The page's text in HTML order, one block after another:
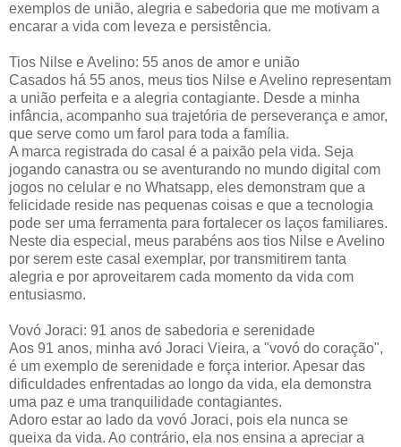
exemplos de união, alegria e sabedoria que me motivam a
encarar a vida com leveza e persistência.
Tios Nilse e Avelino: 55 anos de amor e união
Casados há 55 anos, meus tios Nilse e Avelino representam
a união perfeita e a alegria contagiante. Desde a minha
infância, acompanho sua trajetória de perseverança e amor,
que serve como um farol para toda a família.
A marca registrada do casal é a paixão pela vida. Seja
jogando canastra ou se aventurando no mundo digital com
jogos no celular e no Whatsapp, eles demonstram que a
felicidade reside nas pequenas coisas e que a tecnologia
pode ser uma ferramenta para fortalecer os laços familiares.
Neste dia especial, meus parabéns aos tios Nilse e Avelino
por serem este casal exemplar, por transmitirem tanta
alegria e por aproveitarem cada momento da vida com
entusiasmo.
Vovó Joraci: 91 anos de sabedoria e serenidade
Aos 91 anos, minha avó Joraci Vieira, a "vovó do coração",
é um exemplo de serenidade e força interior. Apesar das
dificuldades enfrentadas ao longo da vida, ela demonstra
uma paz e uma tranquilidade contagiantes.
Adoro estar ao lado da vovó Joraci, pois ela nunca se
queixa da vida. Ao contrário, ela nos ensina a apreciar a